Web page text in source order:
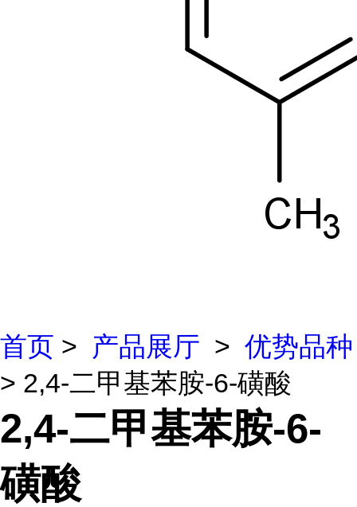
首页 > 产品展厅 > 优势品种
> 2,4-二甲基苯胺-6-磺酸
2,4-二甲基苯胺-6-
磺酸